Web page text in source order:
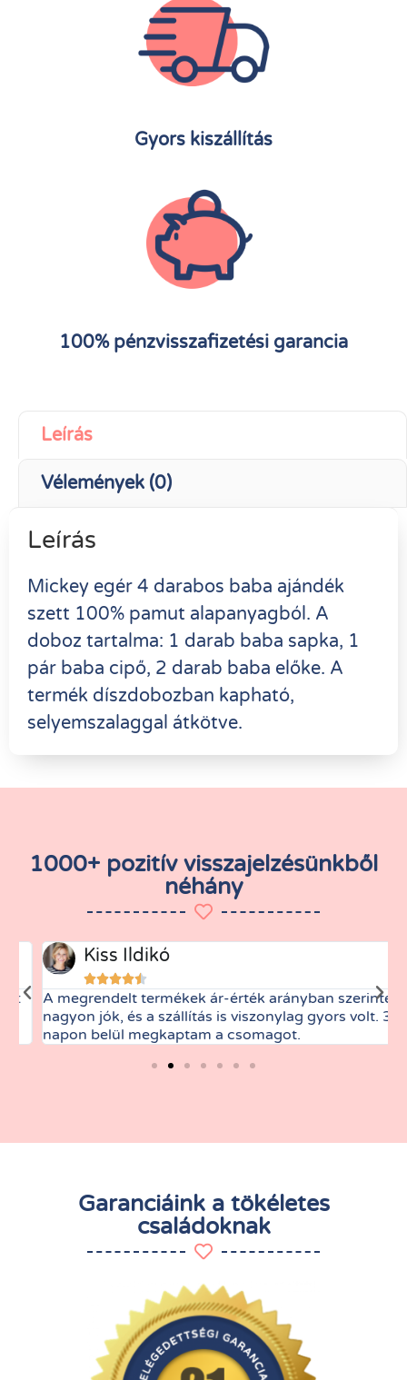
Gyors kiszállítás
100% pénzvisszafizetési garancia
Leírás
Vélemények (0)
Leírás
Mickey egér 4 darabos baba ajándék
szett 100% pamut alapanyagból. A
doboz tartalma: 1 darab baba sapka, 1
pár baba cipő, 2 darab baba előke. A
termék díszdobozban kapható,
selyemszalaggal átkötve.
1000+ pozitív visszajelzésünkből
néhány
Kiss Ildikó
 
A megrendelt termékek ár-érték arányban szerintem
nagyon jók, és a szállítás is viszonylag gyors volt. 3
napon belül megkaptam a csomagot.
Garanciáink a tökéletes
családoknak